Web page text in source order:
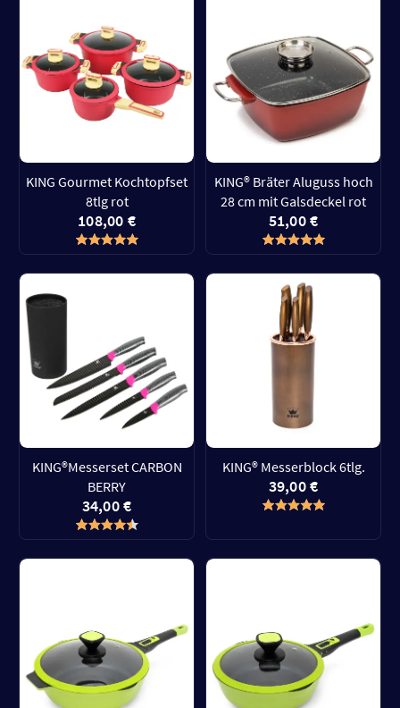
KING Gourmet Kochtopfset
8tlg rot
108,00 €
KING® Bräter Aluguss hoch
28 cm mit Galsdeckel rot
51,00 €
KING®Messerset CARBON
BERRY
34,00 €
KING® Messerblock 6tlg.
39,00 €